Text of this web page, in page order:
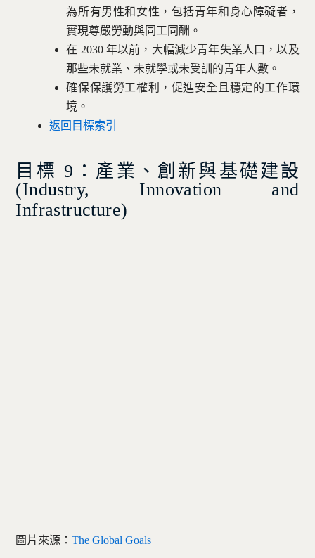
為所有男性和女性，包括青年和身心障礙者，
實現尊嚴勞動與同工同酬。
在 2030 年以前，大幅減少青年失業人口，以及
那些未就業、未就學或未受訓的青年人數。
確保保護勞工權利，促進安全且穩定的工作環
境。
返回目標索引
目標 9：產業、創新與基礎建設
(Industry, Innovation and
Infrastructure)
圖片來源：The Global Goals